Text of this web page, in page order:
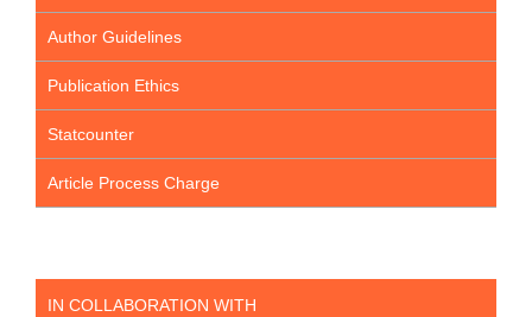
Author Guidelines
Publication Ethics
Statcounter
Article Process Charge
IN COLLABORATION WITH